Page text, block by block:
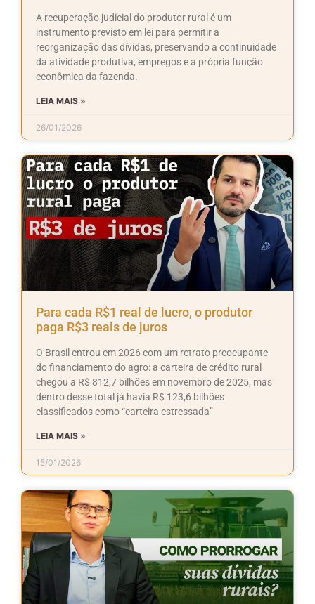
A recuperação judicial do produtor rural é um
instrumento previsto em lei para permitir a
reorganização das dívidas, preservando a continuidade
da atividade produtiva, empregos e a própria função
econômica da fazenda.
LEIA MAIS »
26/01/2026
Para cada R$1 real de lucro, o produtor
paga R$3 reais de juros
O Brasil entrou em 2026 com um retrato preocupante
do financiamento do agro: a carteira de crédito rural
chegou a R$ 812,7 bilhões em novembro de 2025, mas
dentro desse total já havia R$ 123,6 bilhões
classificados como “carteira estressada”
LEIA MAIS »
15/01/2026